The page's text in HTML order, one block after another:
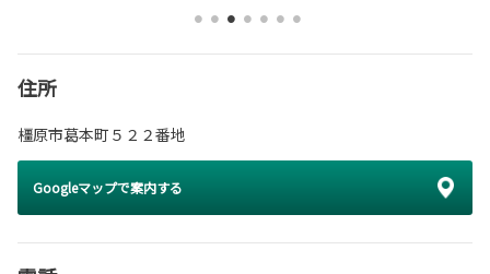
住所
橿原市葛本町５２２番地
Googleマップで案内する